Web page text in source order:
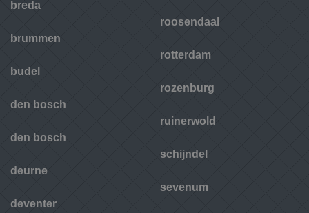
breda
brummen
budel
den bosch
den bosch
deurne
deventer
roosendaal
rotterdam
rozenburg
ruinerwold
schijndel
sevenum